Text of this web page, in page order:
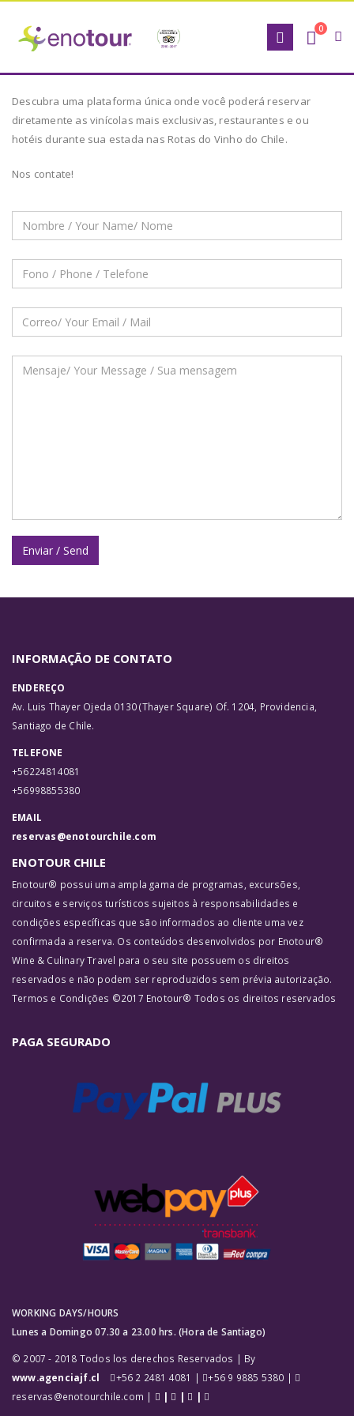
0
Descubra uma plataforma única onde você poderá reservar
diretamente as vinícolas mais exclusivas, restaurantes e ou
hotéis durante sua estada nas Rotas do Vinho do Chile.
Nos contate!
INFORMAÇÃO DE CONTATO
ENDEREÇO
Av. Luis Thayer Ojeda 0130 (Thayer Square) Of. 1204, Providencia,
Santiago de Chile.
TELEFONE
+56224814081
+56998855380
EMAIL
reservas@enotourchile.com
ENOTOUR CHILE
Enotour® possui uma ampla gama de programas, excursões,
circuitos e serviços turísticos sujeitos à responsabilidades e
condições específicas que são informados ao cliente uma vez
confirmada a reserva. Os conteúdos desenvolvidos por Enotour®
Wine & Culinary Travel para o seu site possuem os direitos
reservados e não podem ser reproduzidos sem prévia autorização.
Termos e Condições ©2017 Enotour® Todos os direitos reservados
PAGA SEGURADO
WORKING DAYS/HOURS
Lunes a Domingo 07.30 a 23.00 hrs. (Hora de Santiago)
© 2007 - 2018 Todos los derechos Reservados | By
www.agenciajf.cl
+56 2 2481 4081 |
+56 9 9885 5380 |
reservas@enotourchile.com |
| | |